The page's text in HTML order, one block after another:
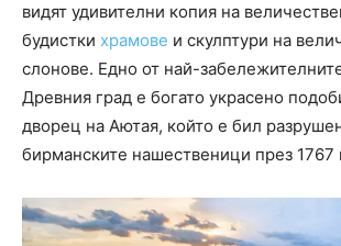
видят удивителни копия на
будистки храмове и скулптури на
слонове. Едно от най-
Древния град е богато украсено
дворец на Аютая, който е бил
бирманските нашественици през 1767